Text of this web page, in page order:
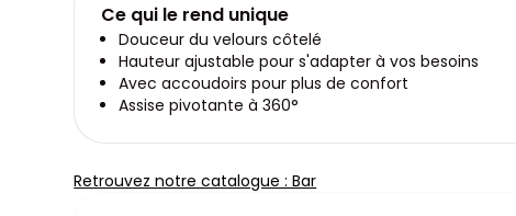
Ce qui le rend unique
Douceur du velours côtelé
Hauteur ajustable pour s'adapter à vos besoins
Avec accoudoirs pour plus de confort
Assise pivotante à 360°
Retrouvez notre catalogue : Bar